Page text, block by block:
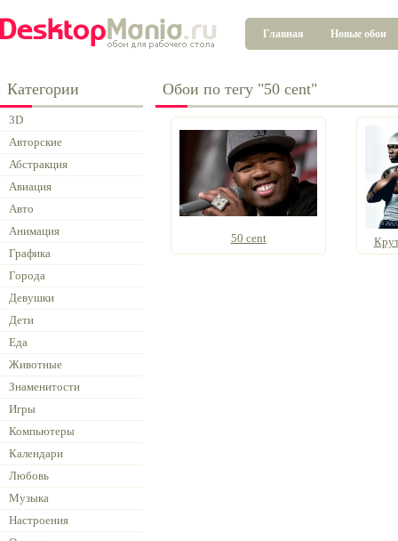
Главная Новые обои
Категории
3D
Авторские
Абстракция
Авиация
Авто
Анимация
Графика
Города
Девушки
Дети
Еда
Животные
Знаменитости
Игры
Компьютеры
Календари
Любовь
Музыка
Настроения
Обои по тегу "50 cent"
50 cent